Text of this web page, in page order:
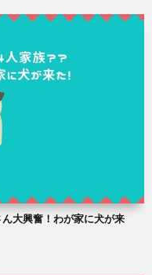
大興奮！わが家に犬が来